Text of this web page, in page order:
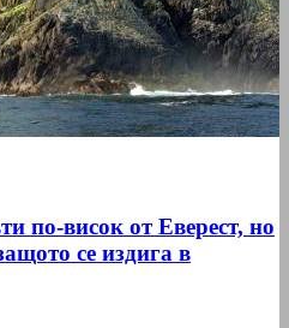
по-висок от Еверест, но
се издига в